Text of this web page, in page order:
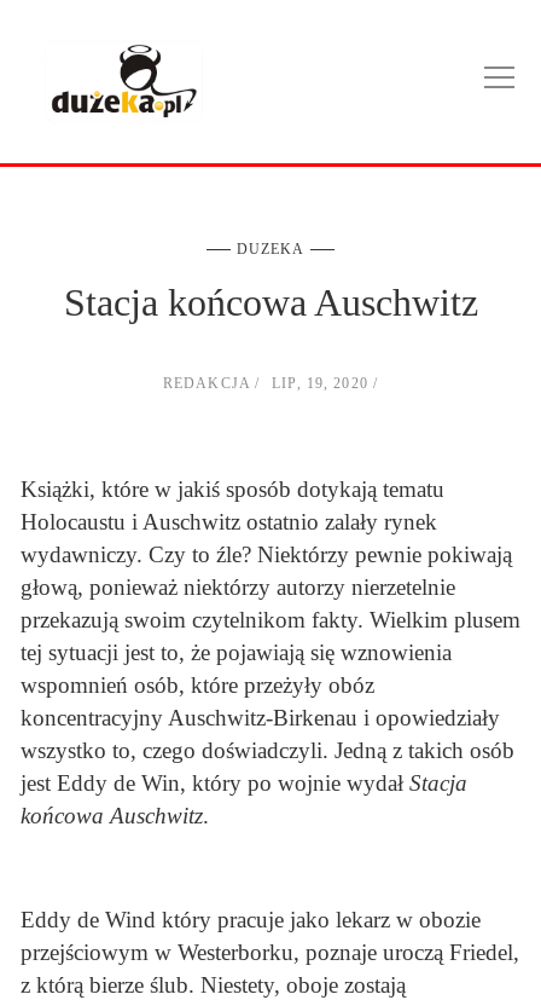
DUZEKA
Stacja końcowa Auschwitz
REDAKCJA LIP, 19, 2020
Książki, które w jakiś sposób dotykają tematu
Holocaustu i Auschwitz ostatnio zalały rynek
wydawniczy. Czy to źle? Niektórzy pewnie pokiwają
głową, ponieważ niektórzy autorzy nierzetelnie
przekazują swoim czytelnikom fakty. Wielkim plusem
tej sytuacji jest to, że pojawiają się wznowienia
wspomnień osób, które przeżyły obóz
koncentracyjny Auschwitz-Birkenau i opowiedziały
wszystko to, czego doświadczyli. Jedną z takich osób
jest Eddy de Win, który po wojnie wydałStacja
końcowa Auschwitz.
Eddy de Wind który pracuje jako lekarz w obozie
przejściowym w Westerborku, poznaje uroczą Friedel,
z którą bierze ślub. Niestety, oboje zostają